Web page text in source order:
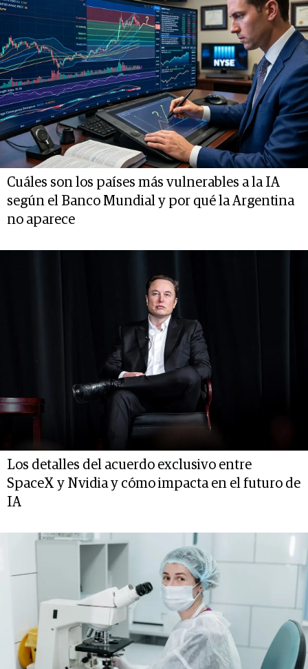
Cuáles son los países más vulnerables a la IA
según el Banco Mundial y por qué la Argentina
no aparece
Los detalles del acuerdo exclusivo entre
SpaceX y Nvidia y cómo impacta en el futuro de
IA